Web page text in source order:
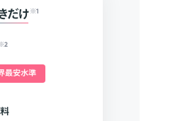
だけ ※1
最安水準